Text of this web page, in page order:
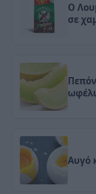
Ο
σε
Αυγό